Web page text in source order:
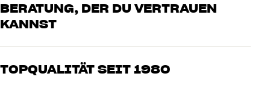
BERATUNG, DER DU VERTRAUEN
KANNST
Unsere Mitarbeiter sind echte Enthusiasten, die unsere Produkte
oder Heimkino. Erzähle uns, wovon Du träumst, und wir finden
TOPQUALITÄT SEIT 1980